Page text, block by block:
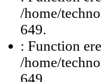
/home/
649.
: Function
/home/
649.